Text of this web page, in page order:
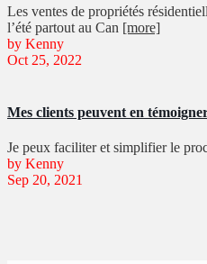
Les ventes de propriétés
l’été partout au Can [more]
by Kenny
Oct 25, 2022
Mes clients peuvent en
Je peux faciliter et simplifier le
by Kenny
Sep 20, 2021